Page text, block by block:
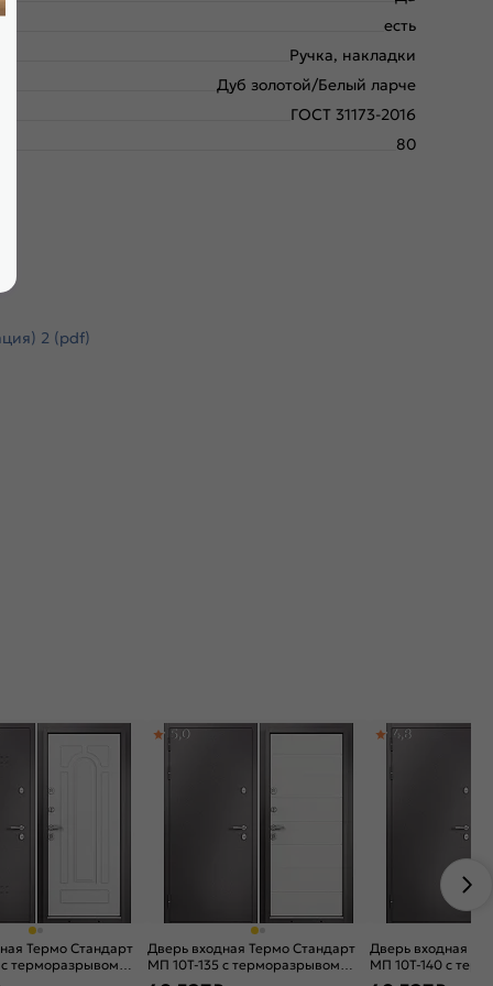
есть
Ручка, накладки
Дуб золотой/Белый ларче
ГОСТ 31173-2016
80
2 (pdf)
Термо Стандарт
терморазрывом
Дуб белый
Дверь входная Термо Стандарт
МП 10T-135 с терморазрывом
Шоколад букле/Белый ларче, 2
5,0
Дверь входная
МП 10T-140 с
Шоколад букле/
4,8